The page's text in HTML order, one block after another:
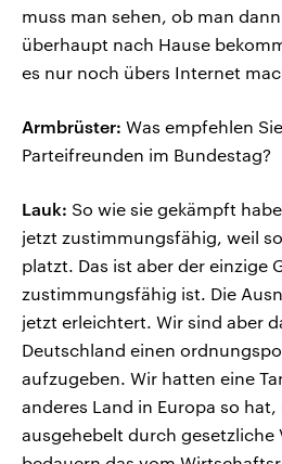
muss man sehen, ob man
überhaupt nach Hause
es nur noch übers Internet
Armbrüster: Was empfehlen
Parteifreunden im Bundestag?
Lauk: So wie sie gekämpft
jetzt zustimmungsfähig, weil
platzt. Das ist aber der einzige
zustimmungsfähig ist. Die
jetzt erleichtert. Wir sind aber
Deutschland einen
aufzugeben. Wir hatten eine
anderes Land in Europa so
ausgehebelt durch gesetzliche